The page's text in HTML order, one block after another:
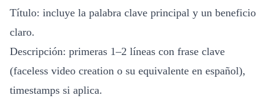
Título: incluye la palabra clave principal y un beneficio
claro.
Descripción: primeras 1–2 líneas con frase clave
(faceless video creation o su equivalente en español),
timestamps si aplica.